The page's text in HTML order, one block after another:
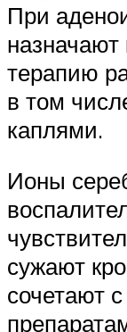
При
назначают
терапию
в том
каплями.
Ионы
сужают
сочетают